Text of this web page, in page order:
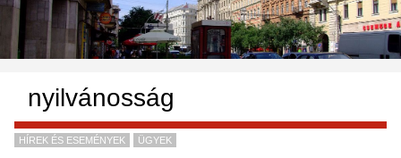
nyilvánosság
HÍREK ÉS ESEMÉNYEK ÜGYEK